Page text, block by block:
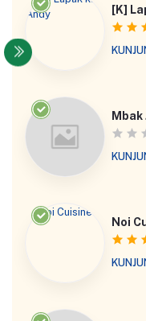
[K]
Mbak
Noi